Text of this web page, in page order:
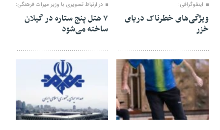
اینفوگرافی:
ویژگی‌های خطرناک دریای
خزر
در ارتباط تصویری با وزیر میراث فرهنگی:
۷ هتل پنج ستاره در گیلان
ساخته می‌شود
29 تیر 1405 29 تیر 1405